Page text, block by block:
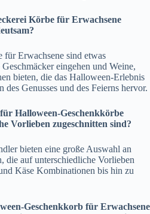
Körbe für Erwachsene
Erwachsene sind etwas
eingehen und Weine,
bieten, die das Halloween-Erlebnis
Genusses und des Feierns hervor.
Halloween-Geschenkkörbe
Vorlieben zugeschnitten sind?
bieten eine große Auswahl an
die auf unterschiedliche Vorlieben
Käse Kombinationen bis hin zu
Geschenkkorb für Erwachsene